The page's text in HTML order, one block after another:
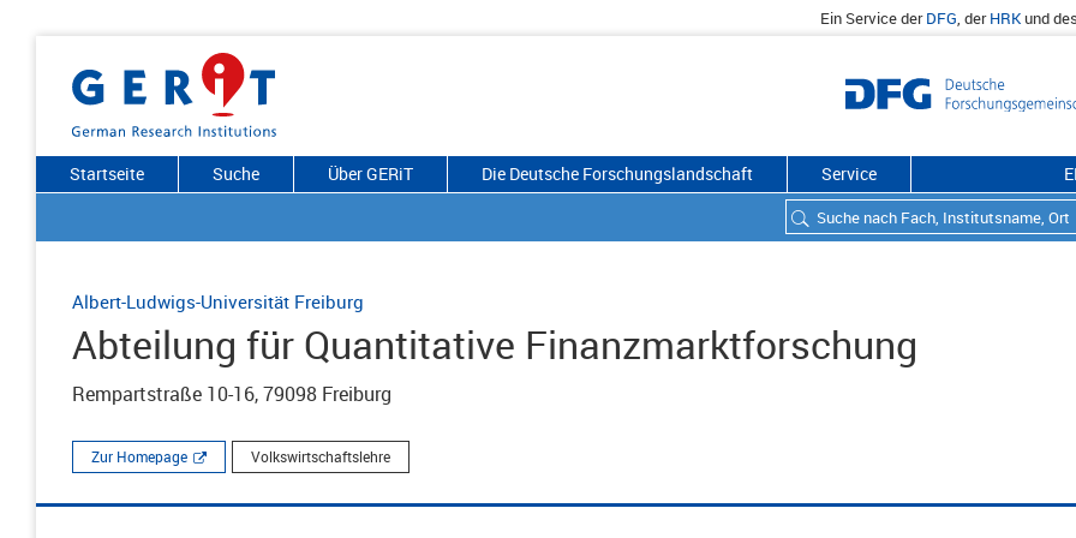
Ein Service derDFG, derHRKund
Startseite Suche Über GERiT Die Deutsche Forschungslandschaft Service
Albert-Ludwigs-Universität Freiburg
Abteilung für Quantitative Finanzmarktforschung
Rempartstraße 10-16, 79098 Freiburg
Zur Homepage Volkswirtschaftslehre